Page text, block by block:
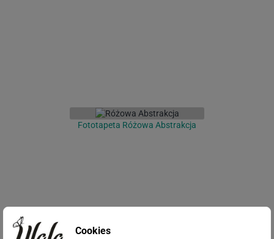
Fototapeta Różowa Abstrakcja
Cookies